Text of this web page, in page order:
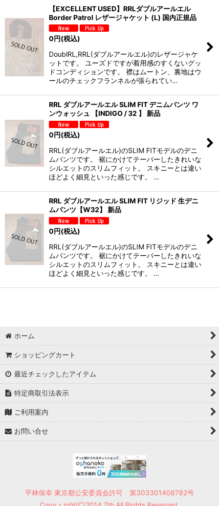
【EXCELLENT USED】RRLダブルアールエル
Border Patrol レザージャケット (L) 国内正規品
0 円(税込)
DoublRL,RRL(ダブルアールエル)のレザージャケ
ットです。 ユーズドですが着用感のすくないグッ
ドコンディションです。 襟はムートン、裏地はウ
ールのチェックフランネルが張られてい…
RRL ダブルアールエル SLIM FIT デニムパンツ ワ
ンウォッシュ 【INDIGO / 32 】 新品
0円(税込)
RRL(ダブルアールエル)のSLIM FITモデルのデニ
ムパンツです。 裾にかけてテーパーしたきれいな
シルエットのスリムフィット。 スキニーとは違い
ほどよく細見といった感じです。 …
RRL ダブルアールエル SLIM FIT リジッド 生デニ
ムパンツ【W32】 新品
0円(税込)
RRL(ダブルアールエル)のSLIM FITモデルのデニ
ムパンツです。 裾にかけてテーパーしたきれいな
シルエットのスリムフィット。 スキニーとは違い
ほどよく細見といった感じです。 …
ホーム
ショッピングカート
最近チェックしたアイテム
特定商取引法表示
ご利用案内
お問い合せ
平林保幸 東京都公安委員会許可 第303301408782号